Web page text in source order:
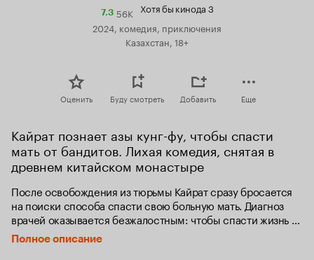
7.3Рейтинг
Кинопоиска
7.3
56K Хотя бы кинода 3
2024, комедия, приключения
Казахстан, 18+
Оценить Буду смотреть Добавить Еще
Кайрат познает азы кунг-фу, чтобы спасти
мать от бандитов. Лихая комедия, снятая в
древнем китайском монастыре
После освобождения из тюрьмы Кайрат сразу бросается
на поиски способа спасти свою больную мать. Диагноз
врачей оказывается безжалостным: чтобы спасти жизнь
матери, ему необходимо достать дорогостоящее
медицинское оборудование из Китая и лекарства
Полное описание